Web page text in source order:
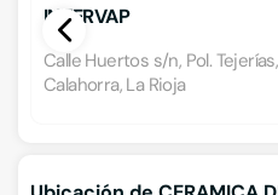
INTERVAP
Calle Huertos s/n, Pol.
Calahorra, La Rioja